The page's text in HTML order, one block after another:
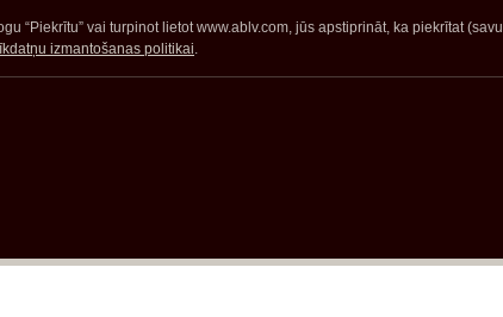
“Piekrītu” vai turpinot lietot www.ablv.com, jūs apstiprināt, ka piekrītat (savu
izmantošanas politikai.